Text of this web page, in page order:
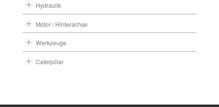
Hydraulik
Motor / Hinterachse
Werkzeuge
Caterpillar